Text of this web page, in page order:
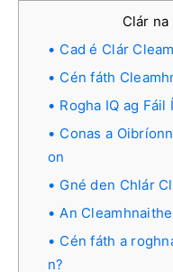
Clár
Cad é Clár
Cén fáth
Rogha IQ ag Fáil
Conas a
on
Gné den Chlár
An
Cén fáth a
n?